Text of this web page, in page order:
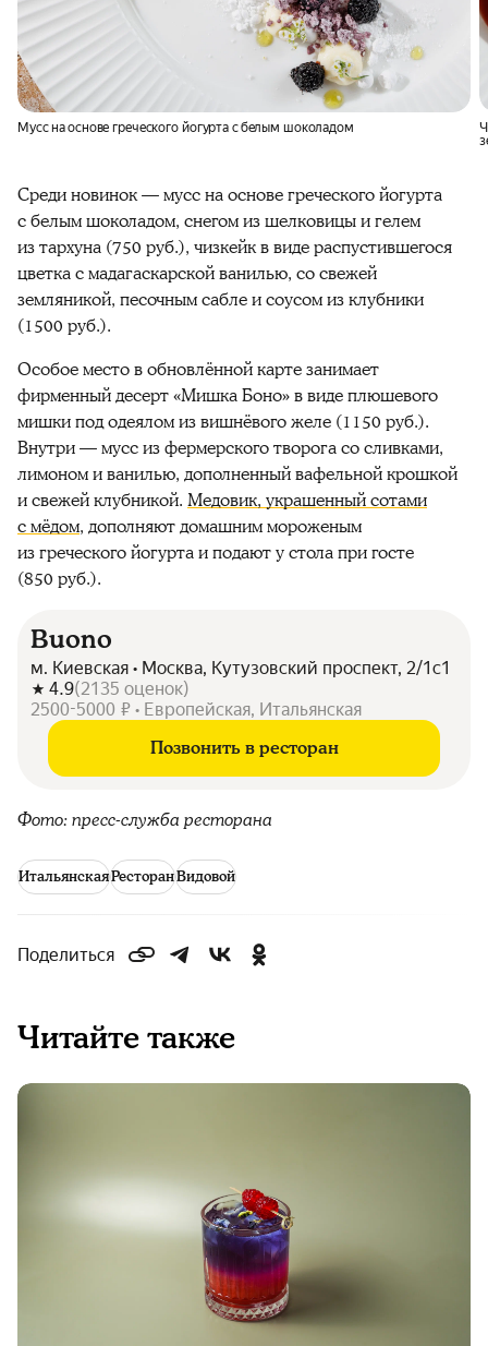
Мусс на основе греческого йогурта с белым шоколадом
Среди новинок — мусс на основе греческого йогурта
с белым шоколадом, снегом из шелковицы и гелем
из тархуна (750 руб.), чизкейк в виде распустившегося
цветка с мадагаскарской ванилью, со свежей
земляникой, песочным сабле и соусом из клубники
(1500 руб.).
Особое место в обновлённой карте занимает
фирменный десерт «Мишка Боно» в виде плюшевого
мишки под одеялом из вишнёвого желе (1150 руб.).
Внутри — мусс из фермерского творога со сливками,
лимоном и ванилью, дополненный вафельной крошкой
и свежей клубникой. Медовик, украшенный сотами
с мёдом, дополняют домашним мороженым
из греческого йогурта и подают у стола при госте
(850 руб.).
Buono
м. Киевская • Москва, Кутузовский проспект, 2/1с1
4.9(2135 оценок)
2500-5000 ₽ • Европейская, Итальянская
Позвонить в ресторан
Фото: пресс-служба ресторана
ИтальянскаяРесторанВидовой
Поделиться
Читайте также